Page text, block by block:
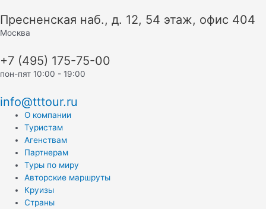
к
содержимому
Пресненская наб., д. 12, 54 этаж, офис 404
Москва
+7 (495) 175-75-00
пон-пят 10:00 - 19:00
info@tttour.ru
О компании
Туристам
Агенствам
Партнерам
Туры по миру
Авторские маршруты
Круизы
Страны